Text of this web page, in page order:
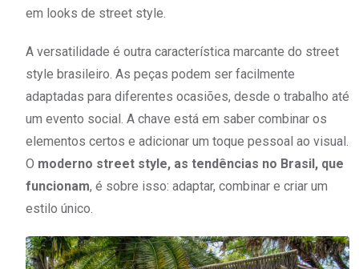
em looks de street style.
A versatilidade é outra característica marcante do street
style brasileiro. As peças podem ser facilmente
adaptadas para diferentes ocasiões, desde o trabalho até
um evento social. A chave está em saber combinar os
elementos certos e adicionar um toque pessoal ao visual.
O moderno street style, as tendências no Brasil, que
funcionam, é sobre isso: adaptar, combinar e criar um
estilo único.